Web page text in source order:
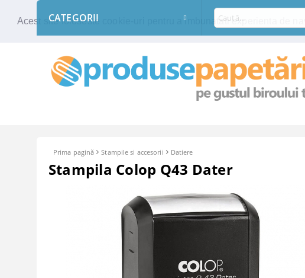
Acest site foloseste cookie-uri pentru a imbunatati experienta de
CATEGORII
Prima pagină Stampile si accesorii Datiere
Stampila Colop Q43 Dater